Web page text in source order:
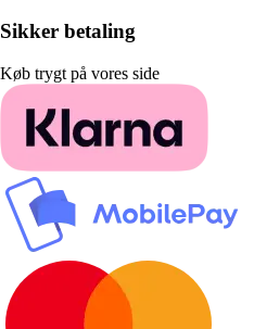
Sikker betaling
Køb trygt på vores side